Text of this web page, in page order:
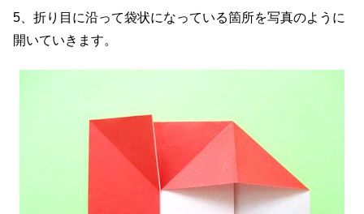
5、折り目に沿って袋状になっている箇所を写真のように
開いていきます。